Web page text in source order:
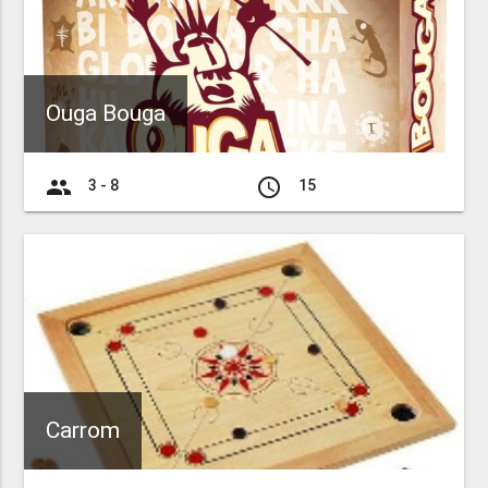
Ouga Bouga
group 3 - 8 access_time 15
Carrom